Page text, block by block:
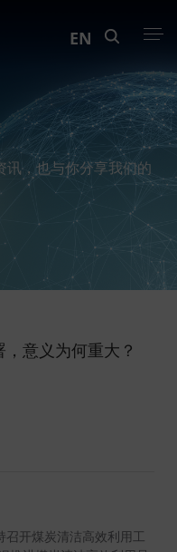
EN
讯，也与你分享我们的
意义为何重大？
开煤炭清洁高效利用工